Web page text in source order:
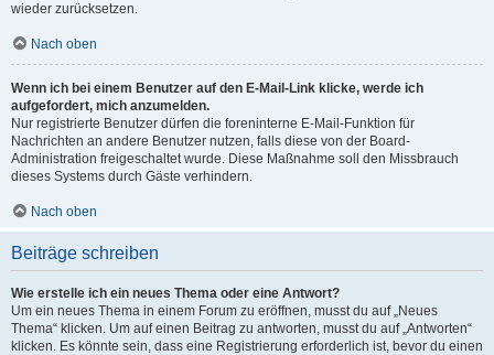
wieder zurücksetzen.
Nach oben
Wenn ich bei einem Benutzer auf den E-Mail-Link klicke, werde ich
aufgefordert, mich anzumelden.
Nur registrierte Benutzer dürfen die foreninterne E-Mail-Funktion für
Nachrichten an andere Benutzer nutzen, falls diese von der Board-
Administration freigeschaltet wurde. Diese Maßnahme soll den Missbrauch
dieses Systems durch Gäste verhindern.
Nach oben
Beiträge schreiben
Wie erstelle ich ein neues Thema oder eine Antwort?
Um ein neues Thema in einem Forum zu eröffnen, musst du auf „Neues
Thema“ klicken. Um auf einen Beitrag zu antworten, musst du auf „Antworten“
klicken. Es könnte sein, dass eine Registrierung erforderlich ist, bevor du einen